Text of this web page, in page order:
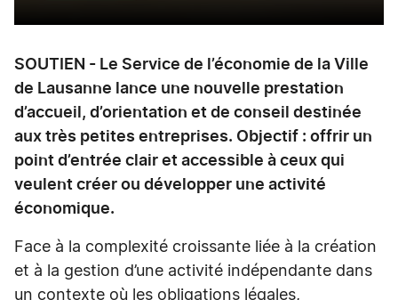
SOUTIEN - Le Service de l’économie de la Ville
de Lausanne lance une nouvelle prestation
d’accueil, d’orientation et de conseil destinée
aux très petites entreprises. Objectif : offrir un
point d’entrée clair et accessible à ceux qui
veulent créer ou développer une activité
économique.
Face à la complexité croissante liée à la création
et à la gestion d’une activité indépendante dans
un contexte où les obligations légales,